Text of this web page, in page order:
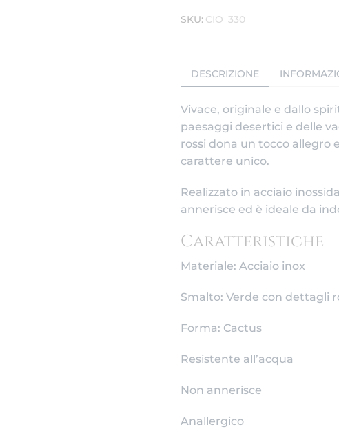
SKU: CIO_330
DESCRIZIONE
Vivace, originale e dallo
paesaggi desertici e delle
rossi dona un tocco allegro
carattere unico.
Realizzato in acciaio
annerisce ed è ideale da
Caratteristiche
Materiale: Acciaio inox
Smalto: Verde con dettagli
Forma: Cactus
Resistente all’acqua
Non annerisce
Anallergico